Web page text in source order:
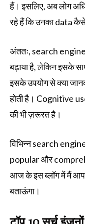
हैं। इसलिए, अब लोग
रहे हैं कि उनका data कैसे
अंततः, search engine
बढ़ाया है, लेकिन इसके
इसके उपयोग से क्या
होती है। Cognitive
की भी ज़रूरत है।
विभिन्न search
popular और
आज के इस ब्लॉग में मैं
बताऊंगा।